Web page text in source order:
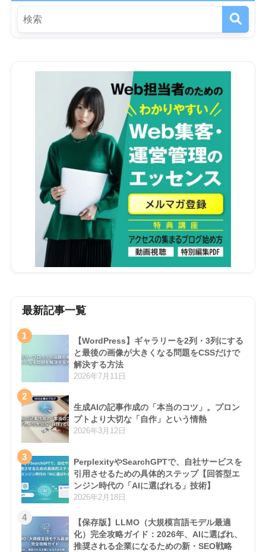
最新記事一覧
1
【WordPress】ギャラリーを2列・3列にする
と最後の画像が大きくなる問題をCSSだけで
解決する方法
2026年7月11日
2
生成AIの記事作成の「本当のコツ」。プロン
プトより大切な「自作」という情熱
2026年3月12日
3
PerplexityやSearchGPTで、自社サービスを
引用させるための具体的ステップ【回答型エ
ンジン時代の「AIに選ばれる」技術】
2026年2月18日
4
【保存版】LLMO（大規模言語モデル最適
化）完全攻略ガイド：2026年、AIに選ばれ、
推奨される企業になるための新・SEO戦略